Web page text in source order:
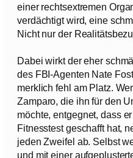
einer rechtsextremen
verdächtigt wird, eine
Nicht nur der
Dabei wirkt der eher
des FBI-Agenten Nate
merklich fehl am Platz.
Zamparo, die ihn für den
möchte, entgegnet, dass
Fitnesstest geschafft hat,
jeden Zweifel ab. Selbst
und mit einer